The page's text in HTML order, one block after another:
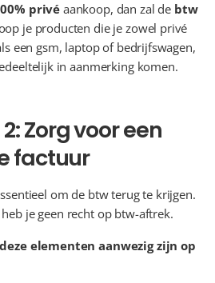
privé aankoop, dan zal de btw
je producten die je zowel privé
een gsm, laptop of bedrijfswagen,
in aanmerking komen.
Zorg voor een
factuur
om de btw terug te krijgen.
je geen recht op btw-aftrek.
deze elementen aanwezig zijn op